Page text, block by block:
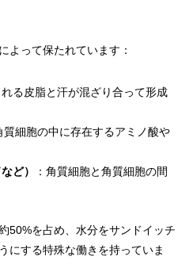
によって保たれています：
れる皮脂と汗が混ざり合って形成
質細胞の中に存在するアミノ酸や
ど）
：角質細胞と角質細胞の間
50%を占め、水分をサンドイッチ
にする特殊な働きを持っていま